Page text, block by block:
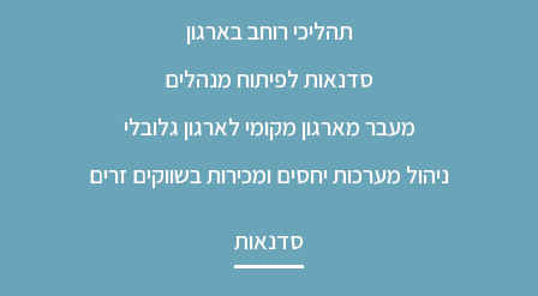
תהליכי רוחב בארגון
סדנאות לפיתוח מנהלים
מעבר מארגון מקומי לארגון גלובלי
ניהול מערכות יחסים ומכירות בשווקים זרים
סדנאות